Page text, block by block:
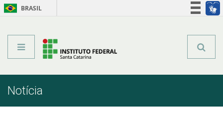
BRASIL
NotíciaInício